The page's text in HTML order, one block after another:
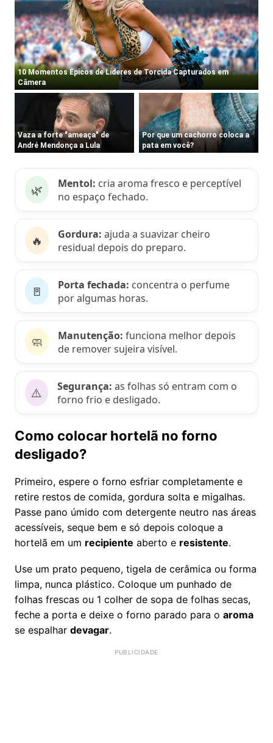
🌿 Mentol: cria aroma fresco e perceptível
no espaço fechado.
🔥 Gordura: ajuda a suavizar cheiro
residual depois do preparo.
🚪 Porta fechada: concentra o perfume
por algumas horas.
🧼 Manutenção: funciona melhor depois
de remover sujeira visível.
⚠️ Segurança: as folhas só entram com o
forno frio e desligado.
Como colocar hortelã no forno
desligado?
Primeiro, espere o forno esfriar completamente e
retire restos de comida, gordura solta e migalhas.
Passe pano úmido com detergente neutro nas áreas
acessíveis, seque bem e só depois coloque a
hortelã em um recipiente aberto e resistente.
Use um prato pequeno, tigela de cerâmica ou forma
limpa, nunca plástico. Coloque um punhado de
folhas frescas ou 1 colher de sopa de folhas secas,
feche a porta e deixe o forno parado para o aroma
se espalhar devagar.